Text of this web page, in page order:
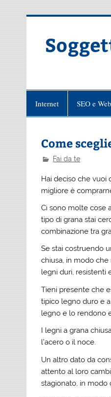
Internet SEO e
Come
Fai da te
Hai deciso che vuoi
migliore è
Ci sono molte cose
tipo di grana stai
combinazione tra
Se stai costruendo
chiusa, in modo
legni duri, resistenti
Tieni presente che
tipico legno duro e
legno e lo rendono
I legni a grana
l’acero o il noce.
Un altro dato da
attento al loro
stagionato, in modo